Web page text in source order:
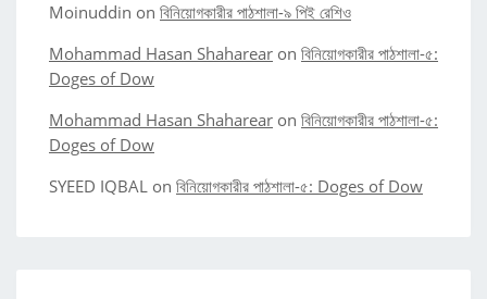
Moinuddin on বিনিয়োগকারীর পাঠশালা-৯ পিই রেশিও
Mohammad Hasan Shaharear on বিনিয়োগকারীর পাঠশালা-৫:
Doges of Dow
Mohammad Hasan Shaharear on বিনিয়োগকারীর পাঠশালা-৫:
Doges of Dow
SYEED IQBAL on বিনিয়োগকারীর পাঠশালা-৫: Doges of Dow